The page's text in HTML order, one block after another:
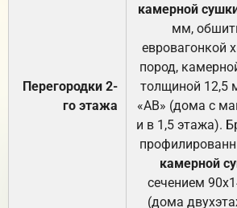
Перегородки 2-
го этажа
камерной
мм,
евровагонкой
пород,
толщиной 12,5
«АВ» (дома с
и в 1,5 этажа).
камерной
сечением
(дома